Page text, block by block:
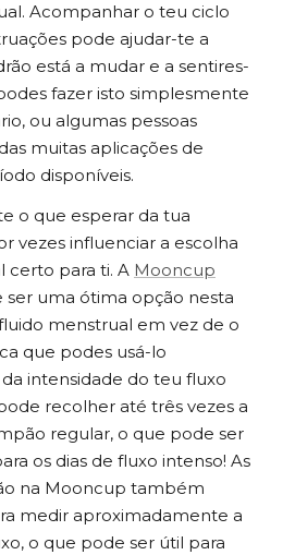
Acompanhar o teu ciclo
pode ajudar-te a
está a mudar e a sentires-
fazer isto simplesmente
ou algumas pessoas
muitas aplicações de
disponíveis.
o que esperar da tua
vezes influenciar a escolha
certo para ti. A Mooncup
ser uma ótima opção nesta
menstrual em vez de o
que podes usá-lo
intensidade do teu fluxo
recolher até três vezes a
regular, o que pode ser
os dias de fluxo intenso! As
na Mooncup também
medir aproximadamente a
o que pode ser útil para